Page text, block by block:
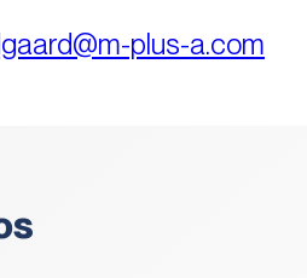
plus-a.com